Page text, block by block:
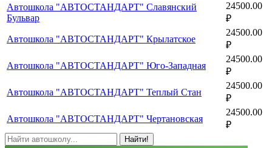
Автошкола "АВТОСТАНДАРТ" Славянский
Бульвар
24500.00
₽
Автошкола "АВТОСТАНДАРТ" Крылатское
24500.00
₽
Автошкола "АВТОСТАНДАРТ" Юго-Западная
24500.00
₽
Автошкола "АВТОСТАНДАРТ" Теплый Стан
24500.00
₽
Автошкола "АВТОСТАНДАРТ" Чертановская
24500.00
₽
Найти!